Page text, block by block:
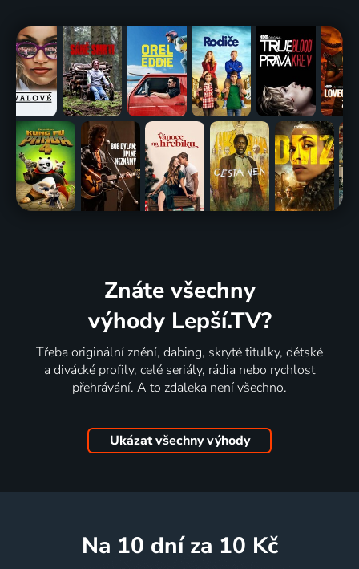
Znáte všechny
výhody Lepší.TV?
Třeba originální znění, dabing, skryté titulky, dětské
a divácké profily, celé seriály, rádia nebo rychlost
přehrávání. A to zdaleka není všechno.
Ukázat všechny výhody
na 10 dní za 10 Kč